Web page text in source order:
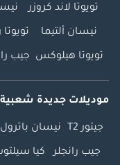
تويوتا لاند كروزر
نيسان ألتيما تويوتا
تويوتا هيلوكس جيب
موديلات جديدة شعبية
جيتور T2 نيسان باترول
جيب رانجلر كيا